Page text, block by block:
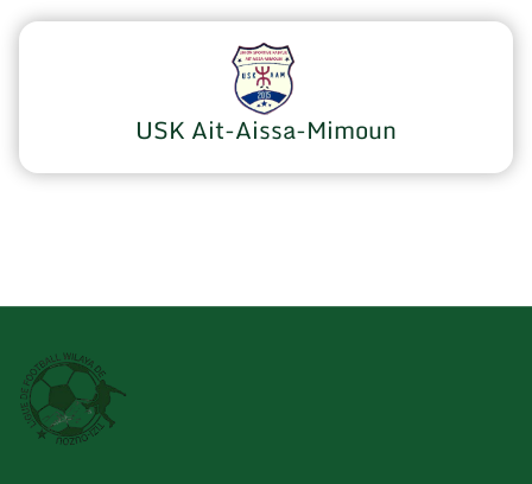
USK Ait-Aissa-Mimoun